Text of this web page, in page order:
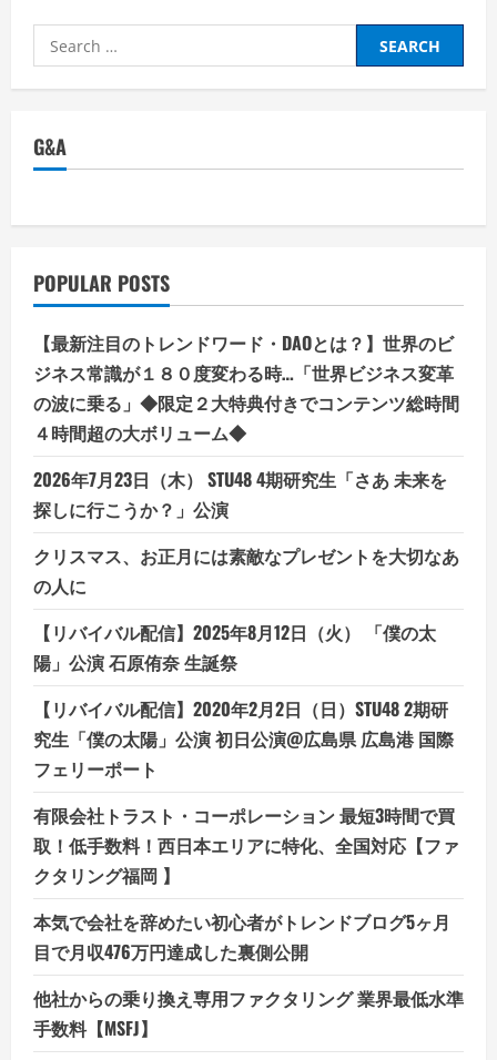
Search
for:
G&A
POPULAR POSTS
【最新注目のトレンドワード・DAOとは？】世界のビ
ジネス常識が１８０度変わる時…「世界ビジネス変革
の波に乗る」◆限定２大特典付きでコンテンツ総時間
４時間超の大ボリューム◆
2026年7月23日（木） STU48 4期研究生「さあ 未来を
探しに行こうか？」公演
クリスマス、お正月には素敵なプレゼントを大切なあ
の人に
【リバイバル配信】2025年8月12日（火） 「僕の太
陽」公演 石原侑奈 生誕祭
【リバイバル配信】2020年2月2日（日）STU48 2期研
究生「僕の太陽」公演 初日公演@広島県 広島港 国際
フェリーポート
有限会社トラスト・コーポレーション 最短3時間で買
取！低手数料！西日本エリアに特化、全国対応【ファ
クタリング福岡 】
本気で会社を辞めたい初心者がトレンドブログ5ヶ月
目で月収476万円達成した裏側公開
他社からの乗り換え専用ファクタリング 業界最低水準
手数料【MSFJ】